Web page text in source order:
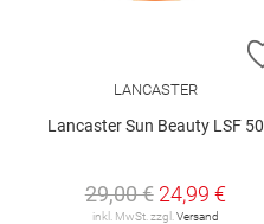
LANCASTER
Lancaster Sun Beauty LSF 50
29,00 € 24,99 €
inkl. MwSt. zzgl. Versand